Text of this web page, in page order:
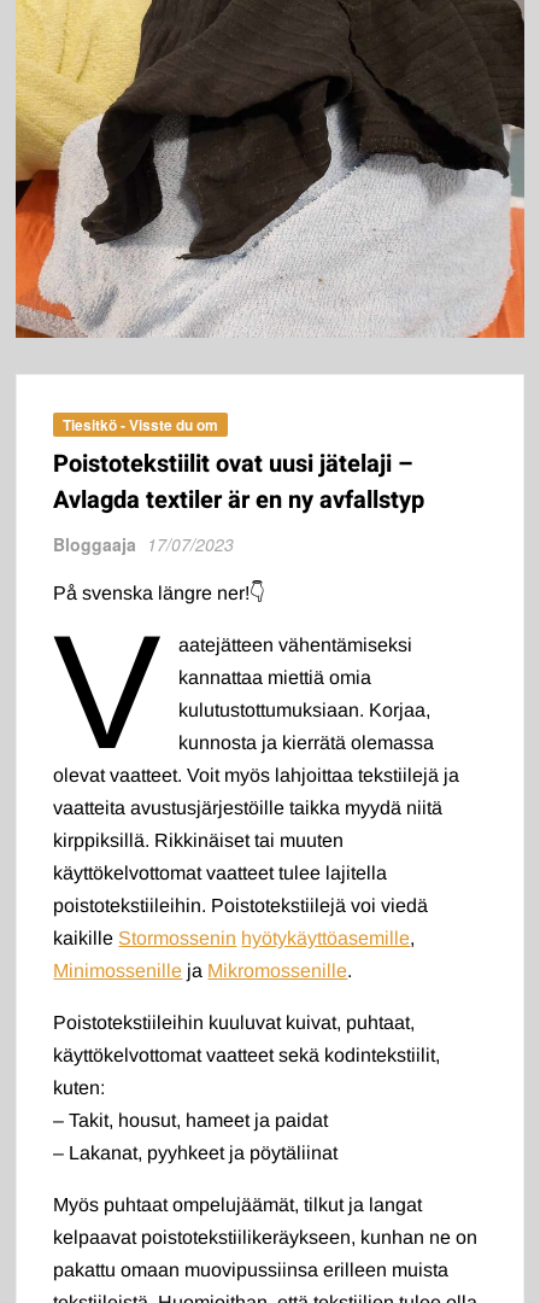
Tiesitkö - Visste du om
Poistotekstiilit ovat uusi jätelaji –
Avlagda textiler är en ny avfallstyp
Bloggaaja 17/07/2023
På svenska längre ner!👇
V
aatejätteen vähentämiseksi
kannattaa miettiä omia
kulutustottumuksiaan. Korjaa,
kunnosta ja kierrätä olemassa
olevat vaatteet. Voit myös lahjoittaa tekstiilejä ja
vaatteita avustusjärjestöille taikka myydä niitä
kirppiksillä. Rikkinäiset tai muuten
käyttökelvottomat vaatteet tulee lajitella
poistotekstiileihin. Poistotekstiilejä voi viedä
kaikille Stormossenin hyötykäyttöasemille,
Minimossenille ja Mikromossenille.
Poistotekstiileihin kuuluvat kuivat, puhtaat,
käyttökelvottomat vaatteet sekä kodintekstiilit,
kuten:
– Takit, housut, hameet ja paidat
– Lakanat, pyyhkeet ja pöytäliinat
Myös puhtaat ompelujäämät, tilkut ja langat
kelpaavat poistotekstiilikeräykseen, kunhan ne on
pakattu omaan muovipussiinsa erilleen muista